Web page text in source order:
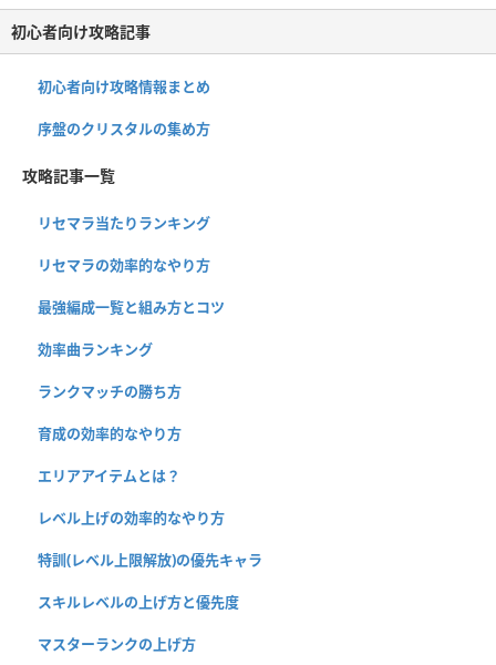
初心者向け攻略記事
初心者向け攻略情報まとめ
序盤のクリスタルの集め方
攻略記事一覧
リセマラ当たりランキング
リセマラの効率的なやり方
最強編成一覧と組み方とコツ
効率曲ランキング
ランクマッチの勝ち方
育成の効率的なやり方
エリアアイテムとは？
レベル上げの効率的なやり方
特訓(レベル上限解放)の優先キャラ
スキルレベルの上げ方と優先度
マスターランクの上げ方